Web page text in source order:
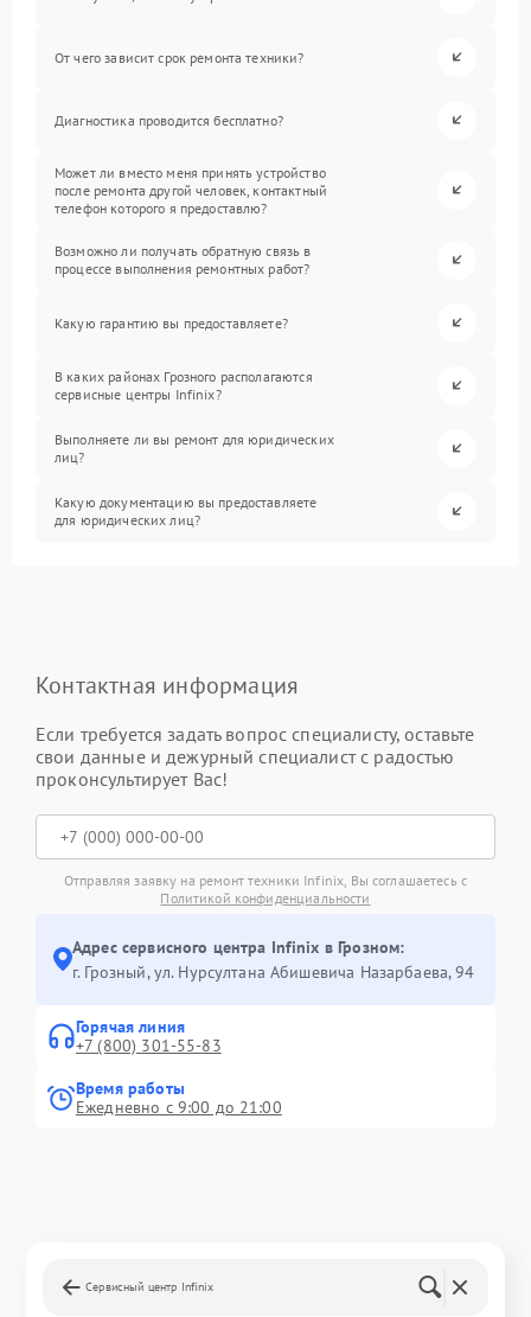
От чего зависит срок ремонта техники?
Диагностика проводится бесплатно?
Может ли вместо меня принять устройство
после ремонта другой человек, контактный
телефон которого я предоставлю?
Возможно ли получать обратную связь в
процессе выполнения ремонтных работ?
Какую гарантию вы предоставляете?
В каких районах Грозного располагаются
сервисные центры Infinix?
Выполняете ли вы ремонт для юридических
лиц?
Какую документацию вы предоставляете
для юридических лиц?
Контактная информация
Если требуется задать вопрос специалисту, оставьте
свои данные и дежурный специалист с радостью
проконсультирует Вас!
Отправляя заявку на ремонт техники Infinix, Вы соглашаетесь с
Политикой конфиденциальности
Адрес сервисного центра Infinix в Грозном:
г. Грозный, ул. Нурсултана Абишевича Назарбаева, 94
Горячая линия
+7 (800) 301-55-83
Время работы
Ежедневно с 9:00 до 21:00
Сервисный центр Infinix